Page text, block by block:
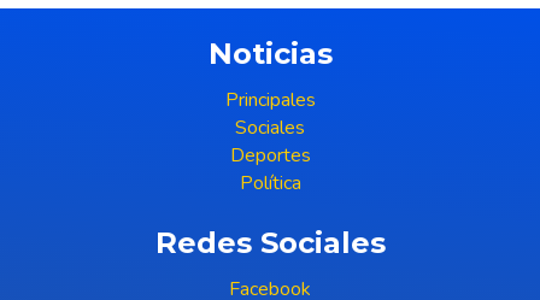
Noticias
Principales
Sociales
Deportes
Política
Redes Sociales
Facebook